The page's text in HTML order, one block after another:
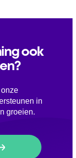
ook
in
groeien.